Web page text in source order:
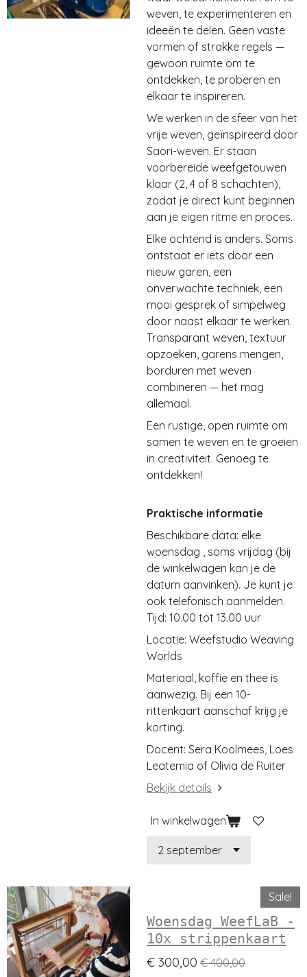
weven, te experimenteren en
ideeën te delen. Geen vaste
vormen of strakke regels —
gewoon ruimte om te
ontdekken, te proberen en
elkaar te inspireren.
We werken in de sfeer van het
vrije weven, geïnspireerd door
Saori-weven. Er staan
voorbereide weefgetouwen
klaar (2, 4 of 8 schachten),
zodat je direct kunt beginnen
aan je eigen ritme en proces.
Elke ochtend is anders. Soms
ontstaat er iets door een
nieuw garen, een
onverwachte techniek, een
mooi gesprek of simpelweg
door naast elkaar te werken.
Transparant weven, textuur
opzoeken, garens mengen,
borduren met weven
combineren — het mag
allemaal.
Een rustige, open ruimte om
samen te weven en te groeien
in creativiteit. Genoeg te
ontdekken!
Praktische informatie
Beschikbare data: elke
woensdag , soms vrijdag (bij
de winkelwagen kan je de
datum aanvinken). Je kunt je
ook telefonisch aanmelden.
Tijd: 10.00 tot 13.00 uur
Locatie: Weefstudio Weaving
Worlds
Materiaal, koffie en thee is
aanwezig. Bij een 10-
rittenkaart aanschaf krijg je
korting.
Docent: Sera Koolmees, Loes
Leatemia of Olivia de Ruiter
Bekijk details
In winkelwagen
Sale!
Woensdag WeefLaB -
10x strippenkaart
€ 300,00 € 400,00